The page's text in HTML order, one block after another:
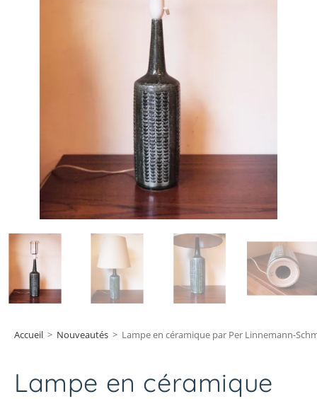
Accueil > Nouveautés > Lampe en céramique par Per Linnemann-
Lampe en céramique